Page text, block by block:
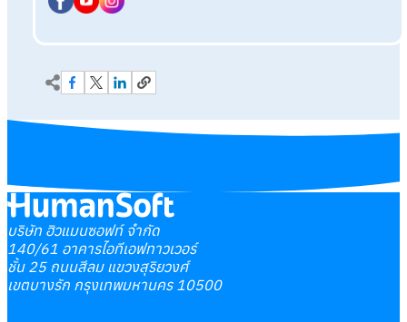
บริษัท ฮิวแมนซอฟท์ จำกัด
140/61 อาคารไอทีเอฟทาวเวอร์
ชั้น 25 ถนนสีลม แขวงสุริยวงศ์
เขตบางรัก กรุงเทพมหานคร 10500